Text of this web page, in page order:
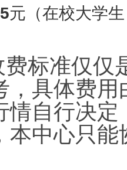
元（在校大学
标准仅仅
，具体费
情自行决
本中心只